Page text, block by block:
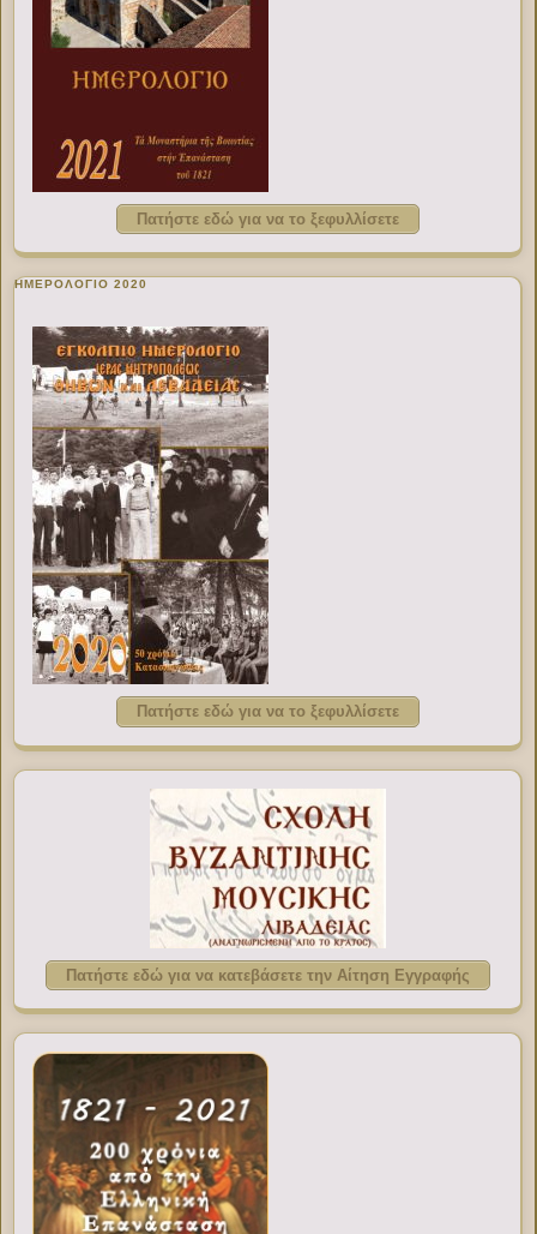
Πατήστε εδώ για να το ξεφυλλίσετε
ΗΜΕΡΟΛΟΓΙΟ 2020
Πατήστε εδώ για να το ξεφυλλίσετε
Πατήστε εδώ για να κατεβάσετε την Αίτηση Εγγραφής